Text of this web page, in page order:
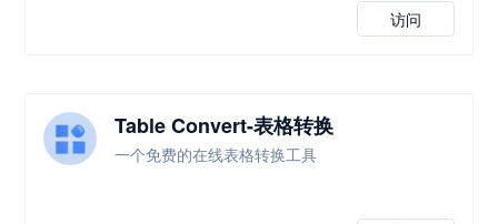
访问
Table Convert-表格转换
一个免费的在线表格转换工具